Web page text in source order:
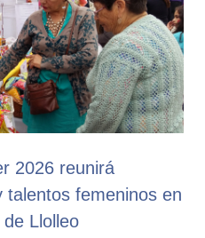
2026 reunirá
talentos femeninos en
de Llolleo